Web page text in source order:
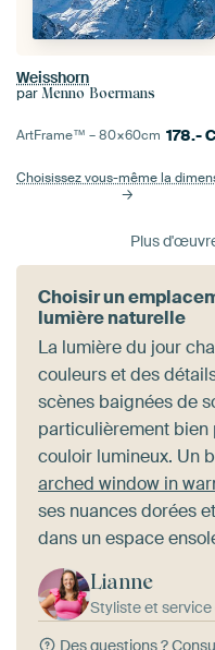
Weisshorn
par Menno Boermans
ArtFrame™ –80×60cm 178.-
Choisissez vous-même la
Plus
Choisir un
lumière naturelle
La lumière du jour
couleurs et des
scènes baignées de
particulièrement bien
couloir lumineux. Un
arched window in
ses nuances dorées
dans un espace
Lianne
Styliste et
Des questions ?